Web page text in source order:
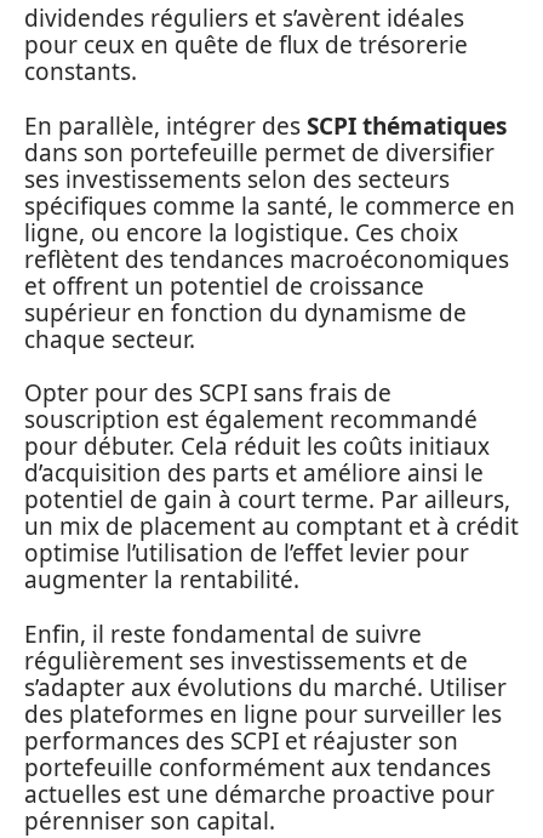
dividendes réguliers et s’avèrent idéales
pour ceux en quête de flux de trésorerie
constants.
En parallèle, intégrer desSCPI thématiques
dans son portefeuille permet de diversifier
ses investissements selon des secteurs
spécifiques comme la santé, le commerce en
ligne, ou encore la logistique. Ces choix
reflètent des tendances macroéconomiques
et offrent un potentiel de croissance
supérieur en fonction du dynamisme de
chaque secteur.
Opter pour des SCPI sans frais de
souscription est également recommandé
pour débuter. Cela réduit les coûts initiaux
d’acquisition des parts et améliore ainsi le
potentiel de gain à court terme. Par ailleurs,
un mix de placement au comptant et à crédit
optimise l’utilisation de l’effet levier pour
augmenter la rentabilité.
Enfin, il reste fondamental de suivre
régulièrement ses investissements et de
s’adapter aux évolutions du marché. Utiliser
des plateformes en ligne pour surveiller les
performances des SCPI et réajuster son
portefeuille conformément aux tendances
actuelles est une démarche proactive pour
pérenniser son capital.